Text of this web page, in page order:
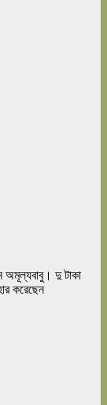
অমূল্যবাবু। দু টাকা
করেছেন